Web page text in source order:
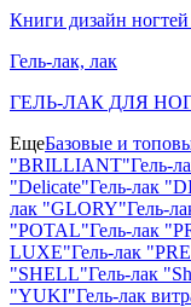
Книги дизайн
Гель-лак, лак
ГЕЛЬ-ЛАК ДЛЯ
ЕщеБазовые и
"BRILLIANT"Гель-
"Delicate"Гель-лак
лак "GLORY"Гель-
"POTAL"Гель-лак
LUXE"Гель-лак
"SHELL"Гель-лак
"YUKI"Гель-лак